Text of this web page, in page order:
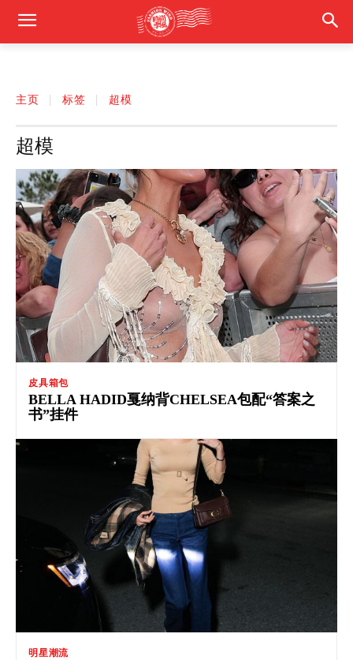
主页 标签 超模
超模
皮具箱包
BELLA HADID戛纳背CHELSEA包配“答案之
书”挂件
明星潮流